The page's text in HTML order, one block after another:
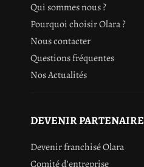
Qui sommes nous ?
Pourquoi choisir Olara ?
Nous contacter
Questions fréquentes
Nos Actualités
DEVENIR PARTENAIRE
Devenir franchisé Olara
Comité d'entreprise